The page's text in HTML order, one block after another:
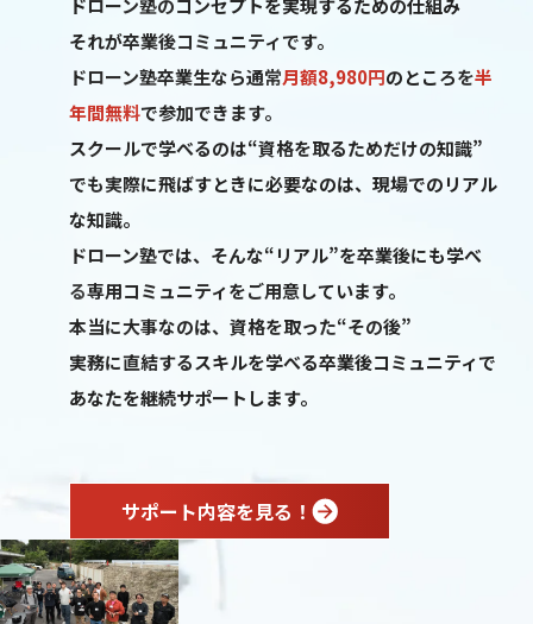
ドローン塾のコンセプトを実現するための仕組み
それが卒業後コミュニティです。
ドローン塾卒業生なら通常月額8,980円のところを半
年間無料で参加できます。
スクールで学べるのは“資格を取るためだけの知識”
でも実際に飛ばすときに必要なのは、現場でのリアル
な知識。
ドローン塾では、そんな“リアル”を卒業後にも学べ
る専用コミュニティをご用意しています。
本当に大事なのは、資格を取った“その後”
実務に直結するスキルを学べる卒業後コミュニティで
あなたを継続サポートします。
サポート内容を見る！